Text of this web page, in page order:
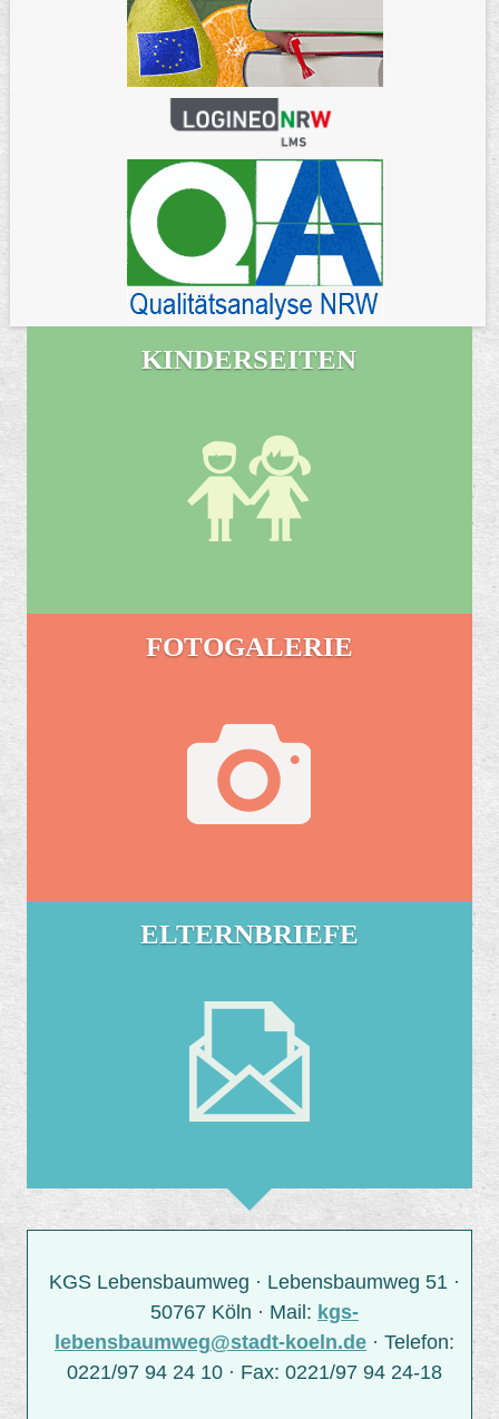
KINDERSEITEN
FOTOGALERIE
ELTERNBRIEFE
KGS Lebensbaumweg · Lebensbaumweg 51 ·
50767 Köln · Mail: kgs-
lebensbaumweg@stadt-koeln.de· Telefon:
0221/97 94 24 10 · Fax: 0221/97 94 24-18